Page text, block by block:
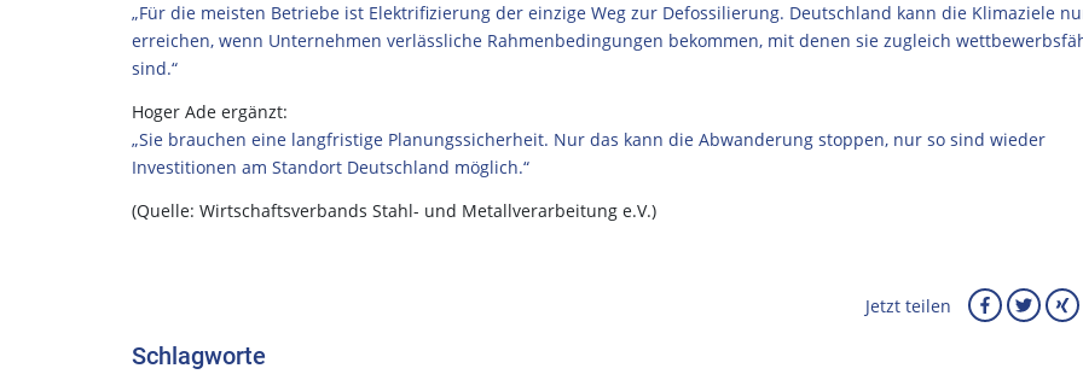
„Für die meisten Betriebe ist Elektrifizierung der einzige Weg zur Defossilierung. Deutschland kann die Klimaziele
erreichen, wenn Unternehmen verlässliche Rahmenbedingungen bekommen, mit denen sie zugleich
sind.“
Hoger Ade ergänzt:
„Sie brauchen eine langfristige Planungssicherheit. Nur das kann die Abwanderung stoppen, nur so sind wieder
Investitionen am Standort Deutschland möglich.“
(Quelle: Wirtschaftsverbands Stahl- und Metallverarbeitung e.V.)
Jetzt teilen
Schlagworte